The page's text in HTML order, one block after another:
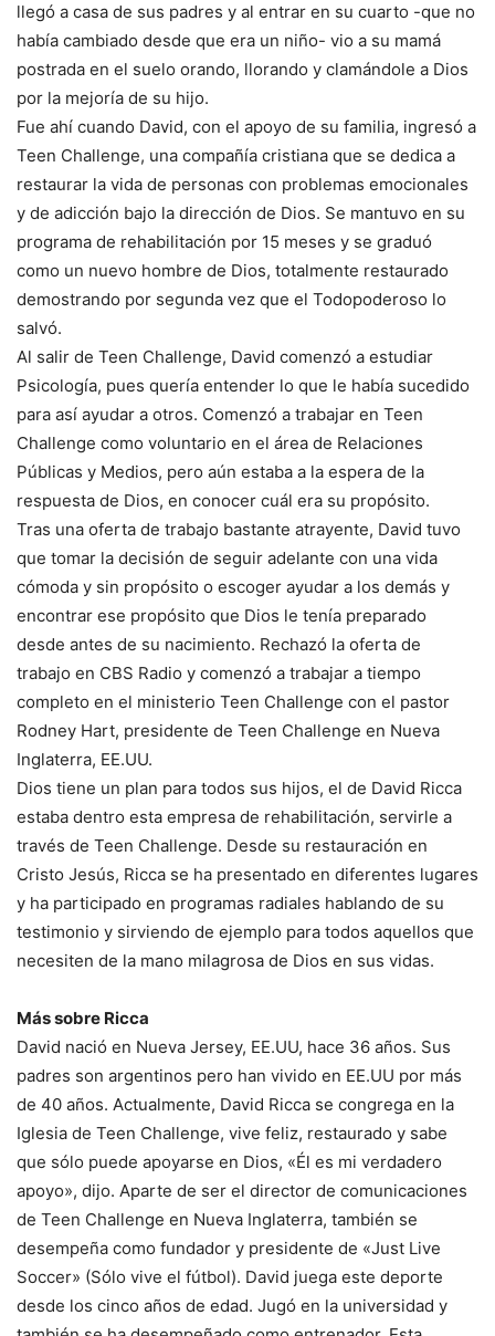
llegó a casa de sus padres y al entrar en su cuarto -que no
había cambiado desde que era un niño- vio a su mamá
postrada en el suelo orando, llorando y clamándole a Dios
por la mejoría de su hijo.
Fue ahí cuando David, con el apoyo de su familia, ingresó a
Teen Challenge, una compañía cristiana que se dedica a
restaurar la vida de personas con problemas emocionales
y de adicción bajo la dirección de Dios. Se mantuvo en su
programa de rehabilitación por 15 meses y se graduó
como un nuevo hombre de Dios, totalmente restaurado
demostrando por segunda vez que el Todopoderoso lo
salvó.
Al salir de Teen Challenge, David comenzó a estudiar
Psicología, pues quería entender lo que le había sucedido
para así ayudar a otros. Comenzó a trabajar en Teen
Challenge como voluntario en el área de Relaciones
Públicas y Medios, pero aún estaba a la espera de la
respuesta de Dios, en conocer cuál era su propósito.
Tras una oferta de trabajo bastante atrayente, David tuvo
que tomar la decisión de seguir adelante con una vida
cómoda y sin propósito o escoger ayudar a los demás y
encontrar ese propósito que Dios le tenía preparado
desde antes de su nacimiento. Rechazó la oferta de
trabajo en CBS Radio y comenzó a trabajar a tiempo
completo en el ministerio Teen Challenge con el pastor
Rodney Hart, presidente de Teen Challenge en Nueva
Inglaterra, EE.UU.
Dios tiene un plan para todos sus hijos, el de David Ricca
estaba dentro esta empresa de rehabilitación, servirle a
través de Teen Challenge. Desde su restauración en
Cristo Jesús, Ricca se ha presentado en diferentes lugares
y ha participado en programas radiales hablando de su
testimonio y sirviendo de ejemplo para todos aquellos que
necesiten de la mano milagrosa de Dios en sus vidas.
Más sobre Ricca
David nació en Nueva Jersey, EE.UU, hace 36 años. Sus
padres son argentinos pero han vivido en EE.UU por más
de 40 años. Actualmente, David Ricca se congrega en la
Iglesia de Teen Challenge, vive feliz, restaurado y sabe
que sólo puede apoyarse en Dios, «Él es mi verdadero
apoyo», dijo. Aparte de ser el director de comunicaciones
de Teen Challenge en Nueva Inglaterra, también se
desempeña como fundador y presidente de «Just Live
Soccer» (Sólo vive el fútbol). David juega este deporte
desde los cinco años de edad. Jugó en la universidad y